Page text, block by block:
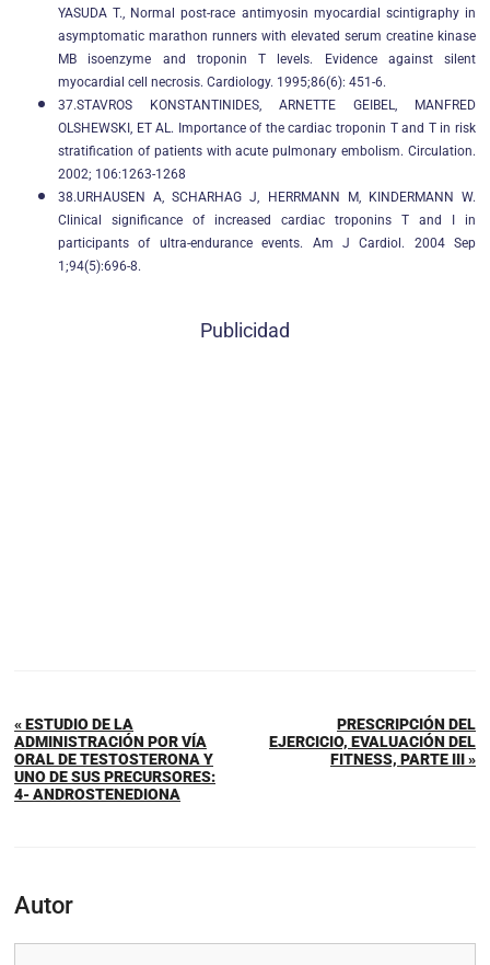
YASUDA T., Normal post-race antimyosin myocardial scintigraphy in
asymptomatic marathon runners with elevated serum creatine kinase
MB isoenzyme and troponin T levels. Evidence against silent
myocardial cell necrosis. Cardiology. 1995;86(6): 451-6.
37.STAVROS KONSTANTINIDES, ARNETTE GEIBEL, MANFRED
OLSHEWSKI, ET AL. Importance of the cardiac troponin T and T in risk
stratification of patients with acute pulmonary embolism. Circulation.
2002; 106:1263-1268
38.URHAUSEN A, SCHARHAG J, HERRMANN M, KINDERMANN W.
Clinical significance of increased cardiac troponins T and I in
participants of ultra-endurance events. Am J Cardiol. 2004 Sep
1;94(5):696-8.
Publicidad
« ESTUDIO DE LA
ADMINISTRACIÓN POR VÍA
ORAL DE TESTOSTERONA Y
UNO DE SUS PRECURSORES:
4- ANDROSTENEDIONA
PRESCRIPCIÓN DEL
EJERCICIO, EVALUACIÓN DEL
FITNESS, PARTE III »
Autor